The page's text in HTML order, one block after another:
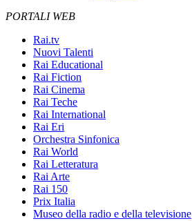
PORTALI WEB
Rai.tv
Nuovi Talenti
Rai Educational
Rai Fiction
Rai Cinema
Rai Teche
Rai International
Rai Eri
Orchestra Sinfonica
Rai World
Rai Letteratura
Rai Arte
Rai 150
Prix Italia
Museo della radio e della televisione